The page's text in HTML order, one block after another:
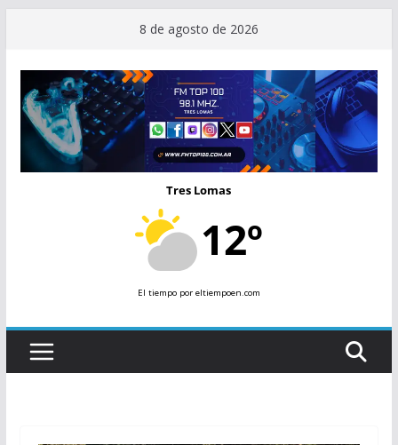
contenido
8 de agosto de 2026
Tres Lomas
12º
El tiempopor eltiempoen.com